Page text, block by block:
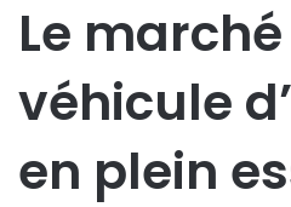
Le
véhicule
en plein